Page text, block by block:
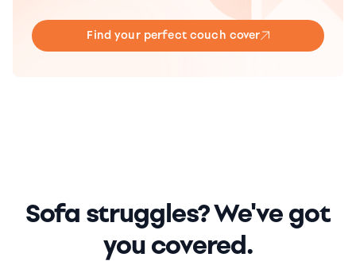
Find your perfect couch cover
Sofa struggles? We've got
you covered.